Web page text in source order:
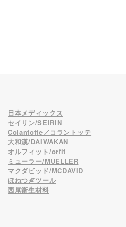
日本メディックス
セイリン/SEIRIN
Colantotte／コラントッテ
大和漢/DAIWAKAN
オルフィット/orfit
ミューラー/MUELLER
マクダビッド/MCDAVID
ほねつぎツール
西尾衛生材料